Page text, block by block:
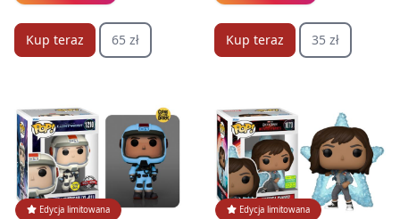
Kup teraz 65 zł Kup teraz 35 zł
Edycja limitowana Edycja limitowana